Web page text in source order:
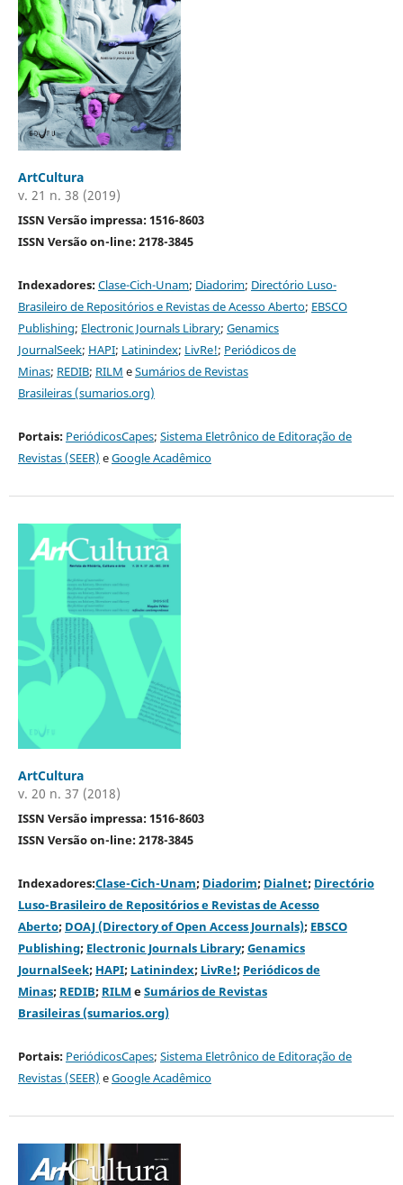
ArtCultura
v. 21 n. 38 (2019)
ISSN Versão impressa: 1516-8603
ISSN Versão on-line: 2178-3845
Indexadores:Clase-Cich-Unam; Diadorim; Directório Luso-
Brasileiro de Repositórios e Revistas de Acesso Aberto; EBSCO
Publishing; Electronic Journals Library; Genamics
JournalSeek; HAPI; Latinindex; LivRe!; Periódicos de
Minas; REDIB; RILM eSumários de Revistas
Brasileiras (sumarios.org)
Portais: PeriódicosCapes; Sistema Eletrônico de Editoração de
Revistas (SEER) eGoogle Acadêmico
ArtCultura
v. 20 n. 37 (2018)
ISSN Versão impressa: 1516-8603
ISSN Versão on-line: 2178-3845
Indexadores:Clase-Cich-Unam; Diadorim; Dialnet; Directório
Luso-Brasileiro de Repositórios e Revistas de Acesso
Aberto; DOAJ (Directory of Open Access Journals); EBSCO
Publishing; Electronic Journals Library;Genamics
JournalSeek; HAPI; Latinindex; LivRe!; Periódicos de
Minas; REDIB; RILMeSumários de Revistas
Brasileiras (sumarios.org)
Portais: PeriódicosCapes; Sistema Eletrônico de Editoração de
Revistas (SEER) eGoogle Acadêmico